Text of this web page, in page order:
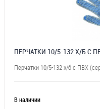
ПЕРЧАТКИ 10/5-132 Х/Б С
Перчатки 10/5-132 х/б с ПВХ
В наличии